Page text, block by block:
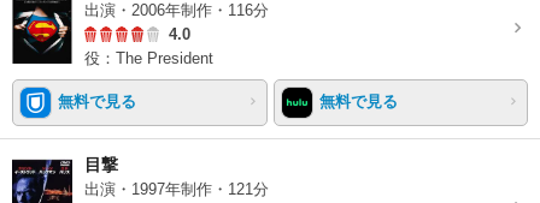
出演・2006年制作・116分
4.0
役：The President
無料で見る 無料で見る
目撃
出演・1997年制作・121分